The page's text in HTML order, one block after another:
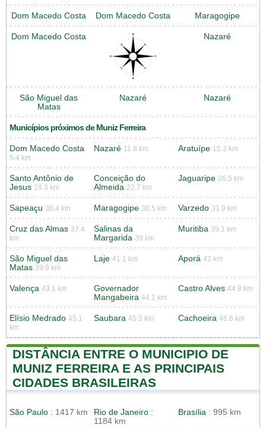
Dom Macedo Costa Dom Macedo Costa Maragogipe
Dom Macedo Costa Nazaré
São Miguel das
Matas
Nazaré Nazaré
Municípios próximos de Muniz Ferreira
Dom Macedo Costa
5.4 km
Nazaré 11.8 km Aratuípe 15.3 km
Santo Antônio de
Jesus 19.3 km
Conceição do
Almeida 22.7 km
Jaguaripe 26.5 km
Sapeaçu 30.4 km Maragogipe 30.5 km Varzedo 31.9 km
Cruz das Almas 37.4
km
Salinas da
Margarida 39 km
Muritiba 39.1 km
São Miguel das
Matas 39.9 km
Laje 41.1 km Aporá 42 km
Valença 43.1 km
Governador
Mangabeira 44.1 km
Castro Alves 44.8 km
Elísio Medrado 45.1
km
Saubara 45.5 km Cachoeira 46.6 km
DISTÂNCIA ENTRE O MUNICIPIO DE
MUNIZ FERREIRA E AS PRINCIPAIS
CIDADES BRASILEIRAS
São Paulo : 1417 km Rio de Janeiro :
1184 km
Brasília : 995 km